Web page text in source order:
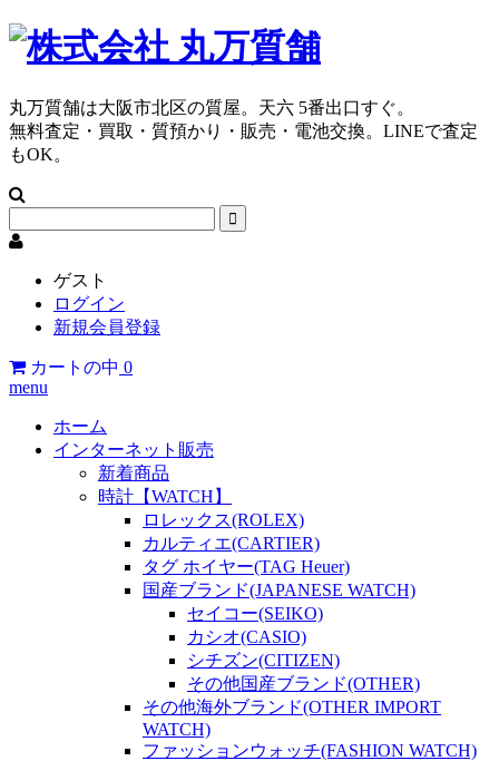
丸万質舗は大阪市北区の質屋。天六 5番出口すぐ。
無料査定・買取・質預かり・販売・電池交換。LINEで査定
もOK。
ゲスト
ログイン
新規会員登録
カートの中 0
menu
ホーム
インターネット販売
新着商品
時計【WATCH】
ロレックス(ROLEX)
カルティエ(CARTIER)
タグ ホイヤー(TAG Heuer)
国産ブランド(JAPANESE WATCH)
セイコー(SEIKO)
カシオ(CASIO)
シチズン(CITIZEN)
その他国産ブランド(OTHER)
その他海外ブランド(OTHER IMPORT
WATCH)
ファッションウォッチ(FASHION WATCH)